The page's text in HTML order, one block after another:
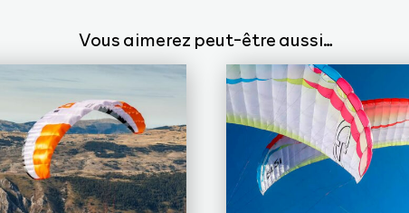
Vous aimerez peut-être aussi…